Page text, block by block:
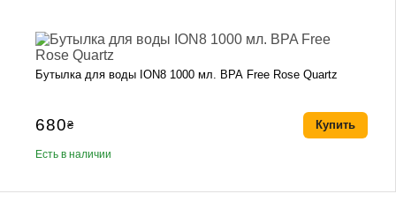
Бутылка для воды ION8 1000 мл. BPA Free Rose Quartz
680₴
Есть в наличии
Купить